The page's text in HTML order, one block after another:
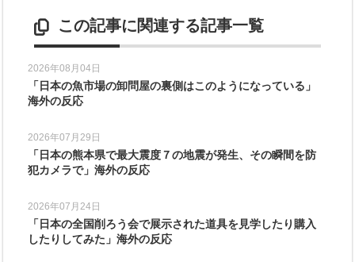
この記事に関連する記事一覧
2026年08月04日
「日本の魚市場の卸問屋の裏側はこのようになっている」
海外の反応
2026年07月29日
「日本の熊本県で最大震度７の地震が発生、その瞬間を防
犯カメラで」海外の反応
2026年07月24日
「日本の全国削ろう会で展示された道具を見学したり購入
したりしてみた」海外の反応